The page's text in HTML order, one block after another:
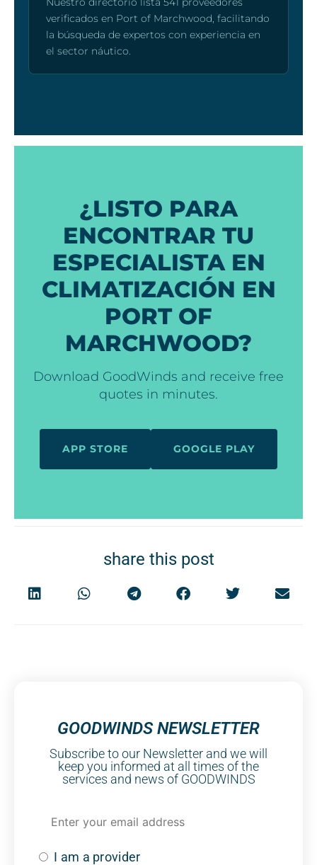
verificados en Port of Marchwood, facilitando
la búsqueda de expertos con experiencia en
el sector náutico.
¿LISTO PARA
ENCONTRAR TU
ESPECIALISTA EN
CLIMATIZACIÓN EN
PORT OF
MARCHWOOD?
Download GoodWinds and receive free
quotes in minutes.
APP STORE GOOGLE PLAY
share this post
GOODWINDS NEWSLETTER
Subscribe to our Newsletter and we will
keep you informed at all times of the
services and news of GOODWINDS
I am a provider